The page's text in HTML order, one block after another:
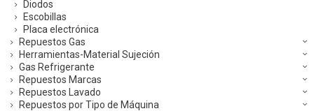
Diodos
Escobillas
Placa electrónica
Repuestos Gas
Herramientas-Material Sujeción
Gas Refrigerante
Repuestos Marcas
Repuestos Lavado
Repuestos por Tipo de Máquina